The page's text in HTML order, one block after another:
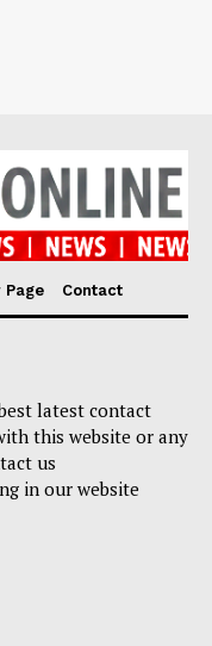
Page Contact
latest contact
this website or any
us
in our website